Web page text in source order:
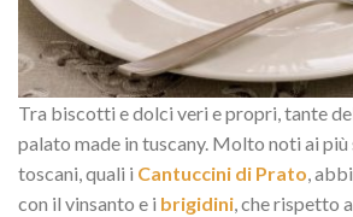
Tra biscotti e dolci veri e propri, tante
palato made in tuscany. Molto noti ai
toscani, quali i Cantuccini di Prato,
con il vinsanto e i brigidini, che rispetto